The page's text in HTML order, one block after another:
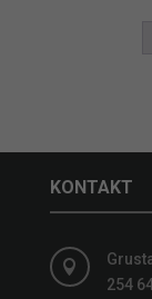
KONTAKT

254